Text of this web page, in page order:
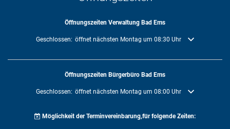
Öffnungszeiten Verwaltung Bad Ems
Klicken, um weitere Öffnungs- oder Schließzeiten auszublenden
Geschlossen: öffnet nächsten Montag um 08:30 Uhr
Öffnungszeiten Bürgerbüro Bad Ems
Klicken, um weitere Öffnungs- oder Schließzeiten auszublenden
Geschlossen: öffnet nächsten Montag um 08:00 Uhr
Möglichkeit der Terminvereinbarung,für folgende Zeiten: